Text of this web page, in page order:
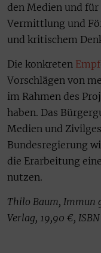
den Medien und
Vermittlung und
und kritischem
Die konkreten
Vorschlägen von
im Rahmen des
haben. Das
Medien und
Bundesregierung
die Erarbeitung
nutzen.
Thilo Baum, Immun
Verlag, 19,90 €,